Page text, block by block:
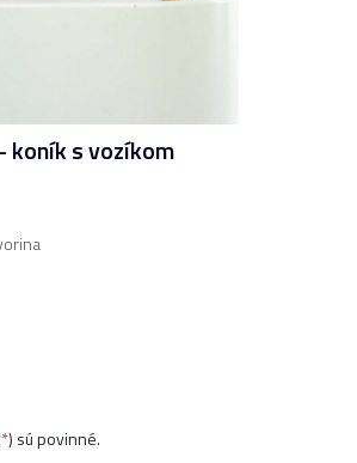
koník s vozíkom
*) sú povinné.